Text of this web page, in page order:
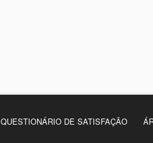
QUESTIONÁRIO DE SATISFAÇÃO